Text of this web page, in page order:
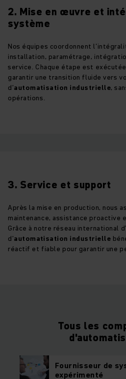
2. Mise en œuvre et
système
Nos équipes coordonnent
installation, paramétrage,
service. Chaque étape est
garantir une transition fluide vers
d’automatisation industrielle,
opérations.
3. Service et support
Après la mise en production, nous
maintenance, assistance proactive
Grâce à notre réseau international
d’automatisation industrielle
réactif et fiable pour garantir une
Tous les
Fournisseur de
expérimenté